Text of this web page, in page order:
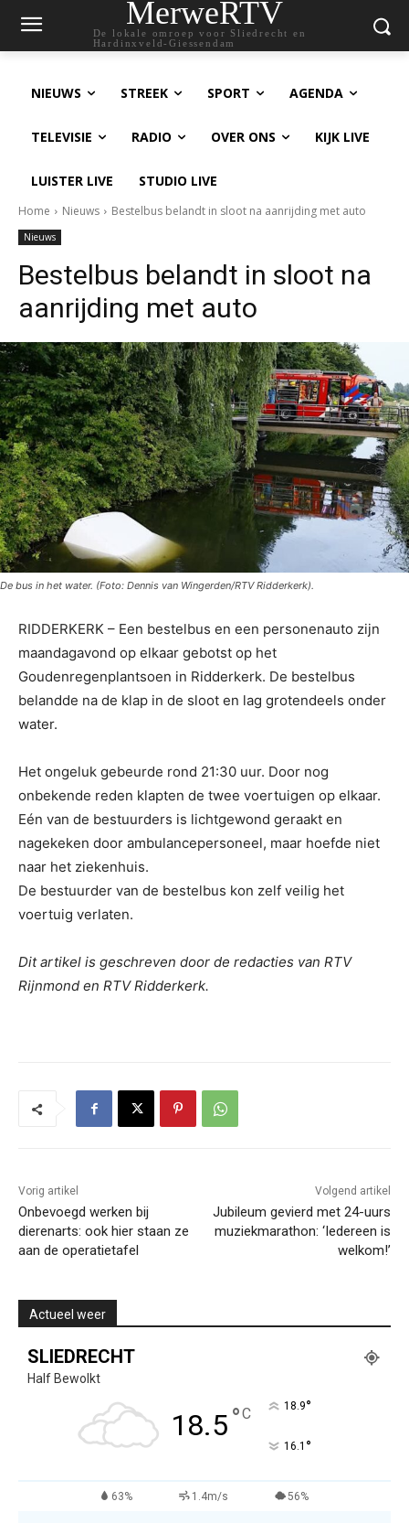
MerweRTV
De lokale omroep voor Sliedrecht en
Hardinxveld-Giessendam
NIEUWS STREEK SPORT AGENDA
TELEVISIE RADIO OVER ONS KIJK LIVE
LUISTER LIVE STUDIO LIVE
Home Nieuws Bestelbus belandt in sloot na aanrijding met auto
Nieuws
Bestelbus belandt in sloot na
aanrijding met auto
De bus in het water. (Foto: Dennis van Wingerden/RTV Ridderkerk).
RIDDERKERK – Een bestelbus en een personenauto zijn
maandagavond op elkaar gebotst op het
Goudenregenplantsoen in Ridderkerk. De bestelbus
belandde na de klap in de sloot en lag grotendeels onder
water.
Het ongeluk gebeurde rond 21:30 uur. Door nog
onbekende reden klapten de twee voertuigen op elkaar.
Eén van de bestuurders is lichtgewond geraakt en
nagekeken door ambulancepersoneel, maar hoefde niet
naar het ziekenhuis.
De bestuurder van de bestelbus kon zelf veilig het
voertuig verlaten.
Dit artikel is geschreven door de redacties van RTV
Rijnmond en RTV Ridderkerk.
Vorig artikel
Onbevoegd werken bij
dierenarts: ook hier staan ze
aan de operatietafel
Volgend artikel
Jubileum gevierd met 24-uurs
muziekmarathon: ‘Iedereen is
welkom!’
Actueel weer
SLIEDRECHT
Half Bewolkt
18.5°C 18.9°
16.1 °
63% 1.4m/s 56%